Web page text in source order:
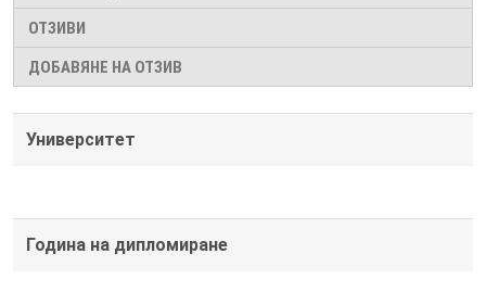
ОТЗИВИ
ДОБАВЯНЕ НА ОТЗИВ
Университет
Година на дипломиране